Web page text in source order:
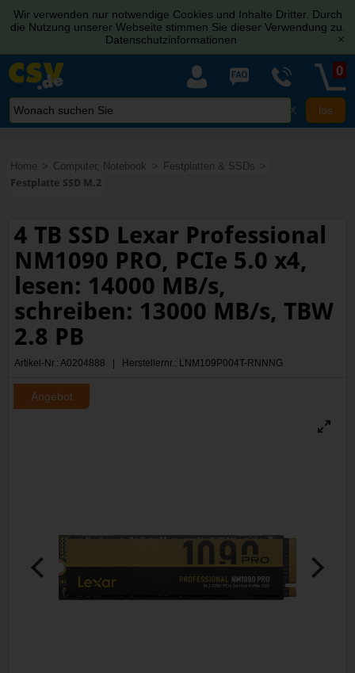
Wir verwenden nur notwendige Cookies und Inhalte Dritter. Durch
die Nutzung unserer Webseite stimmen Sie dieser Verwendung zu.
Datenschutzinformationen
[x]
X
0
Home Computer, Notebook
Festplatten & SSDs
Festplatte SSD M.2
4 TB SSD Lexar Professional
NM1090 PRO, PCIe 5.0 x4,
lesen: 14000 MB/s,
schreiben: 13000 MB/s, TBW
2.8 PB
Artikel-Nr.: A0204888 | Herstellernr.: LNM109P004T-RNNNG
Angebot